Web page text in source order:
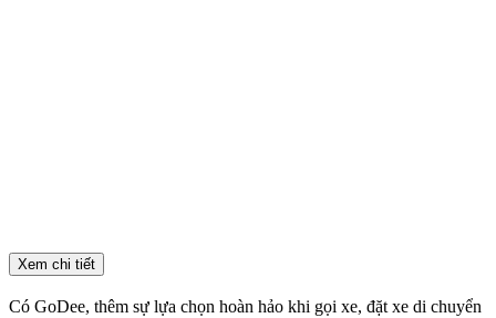
Xem chi tiết
Có GoDee, thêm sự lựa chọn hoàn hảo khi gọi xe, đặt xe di chuyển